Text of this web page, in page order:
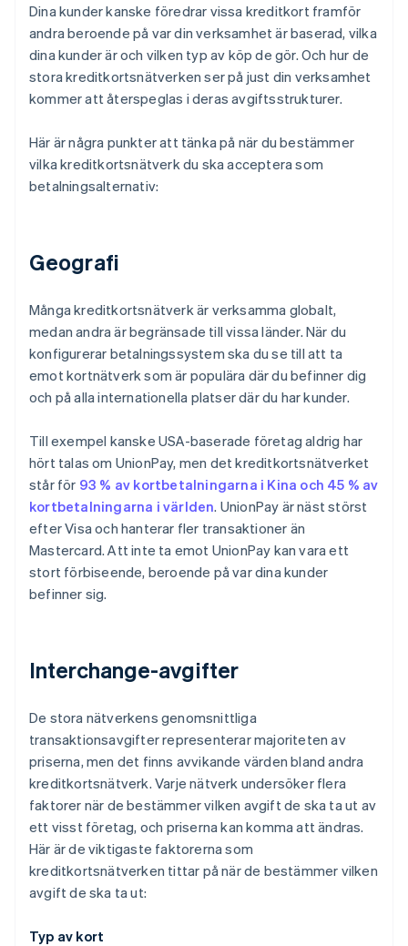
Dina kunder kanske föredrar vissa kreditkort framför
andra beroende på var din verksamhet är baserad, vilka
dina kunder är och vilken typ av köp de gör. Och hur de
stora kreditkortsnätverken ser på just din verksamhet
kommer att återspeglas i deras avgiftsstrukturer.
Här är några punkter att tänka på när du bestämmer
vilka kreditkortsnätverk du ska acceptera som
betalningsalternativ:
Geografi
Många kreditkortsnätverk är verksamma globalt,
medan andra är begränsade till vissa länder. När du
konfigurerar betalningssystem ska du se till att ta
emot kortnätverk som är populära där du befinner dig
och på alla internationella platser där du har kunder.
Till exempel kanske USA-baserade företag aldrig har
hört talas om UnionPay, men det kreditkortsnätverket
står för 93 % av kortbetalningarna i Kina och 45 % av
kortbetalningarna i världen. UnionPay är näst störst
efter Visa och hanterar fler transaktioner än
Mastercard. Att inte ta emot UnionPay kan vara ett
stort förbiseende, beroende på var dina kunder
befinner sig.
Interchange-avgifter
De stora nätverkens genomsnittliga
transaktionsavgifter representerar majoriteten av
priserna, men det finns avvikande värden bland andra
kreditkortsnätverk. Varje nätverk undersöker flera
faktorer när de bestämmer vilken avgift de ska ta ut av
ett visst företag, och priserna kan komma att ändras.
Här är de viktigaste faktorerna som
kreditkortsnätverken tittar på när de bestämmer vilken
avgift de ska ta ut:
Typ av kort